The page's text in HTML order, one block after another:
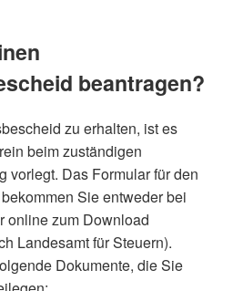
beantragen?
zu erhalten, ist es
beim zuständigen
vorlegt. Das Formular für den
Sie entweder bei
online zum Download
Landesamt für Steuern).
Dokumente, die Sie